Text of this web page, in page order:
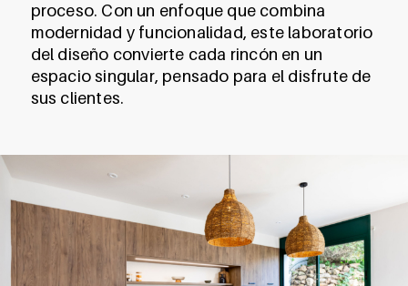
proceso. Con un enfoque que combina
modernidad y funcionalidad, este laboratorio
del diseño convierte cada rincón en un
espacio singular, pensado para el disfrute de
sus clientes.